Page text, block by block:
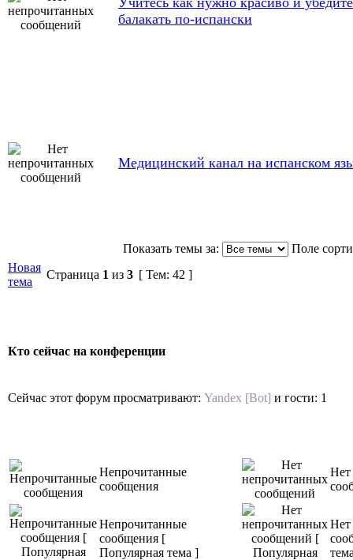
балакать по-испански
Медицинский канал на испанском
Показать темы за:
Поле
Новая
тема
Страница 1 из 3 [ Тем: 42 ]
Кто сейчас на конференции
Сейчас этот форум просматривают: Yandex [Bot] и гости: 1
Непрочитанные
сообщения
Нет
Непрочитанные
сообщения [
Популярная тема ]
Нет